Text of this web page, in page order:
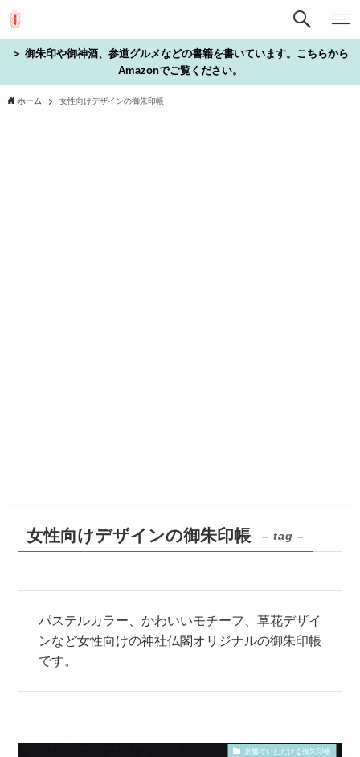
＞ 御朱印や御神酒、参道グルメなどの書籍を書いています。こちらから
Amazonでご覧ください。
ホーム 女性向けデザインの御朱印帳
女性向けデザインの御朱印帳 – tag –
パステルカラー、かわいいモチーフ、草花デザイ
ンなど女性向けの神社仏閣オリジナルの御朱印帳
です。
京都でいただける御朱印帳